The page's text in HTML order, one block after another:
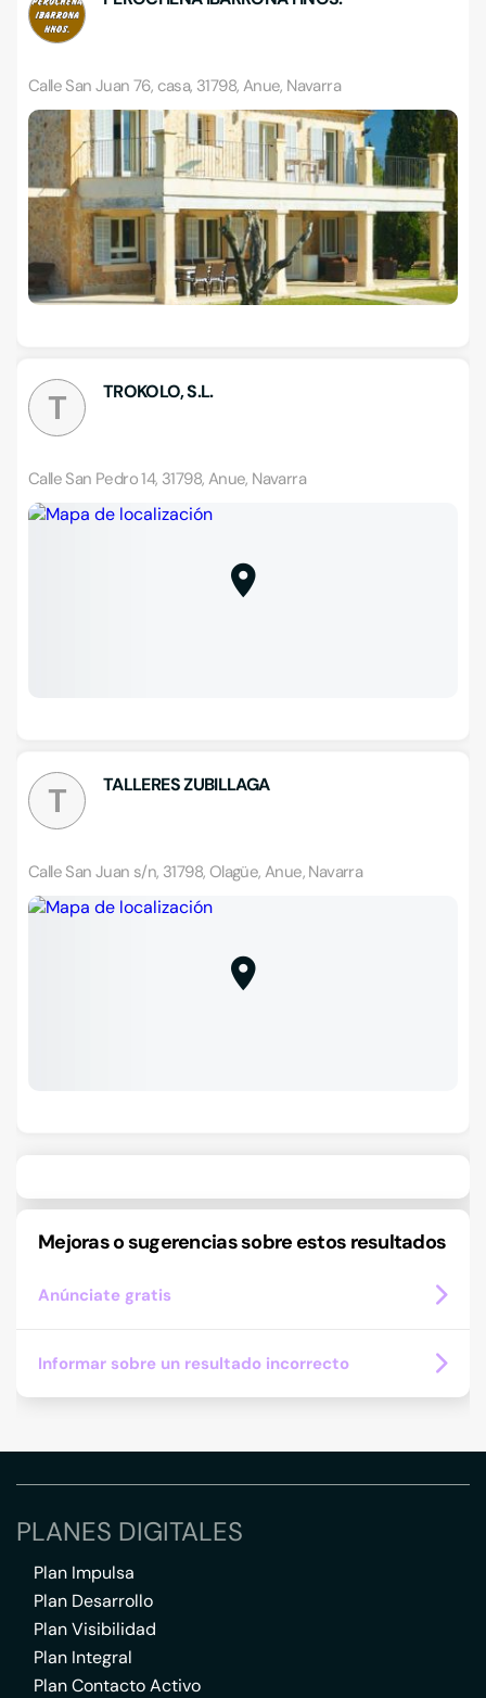
Calle San Juan 76, casa, 31798, Anue, Navarra
T TROKOLO, S.L.
Calle San Pedro 14, 31798, Anue, Navarra
T TALLERES ZUBILLAGA
Calle San Juan s/n, 31798, Olagüe, Anue, Navarra
Mejoras o sugerencias sobre estos resultados
Anúnciate gratis
Informar sobre un resultado incorrecto
PLANES DIGITALES
Plan Impulsa
Plan Desarrollo
Plan Visibilidad
Plan Integral
Plan Contacto Activo